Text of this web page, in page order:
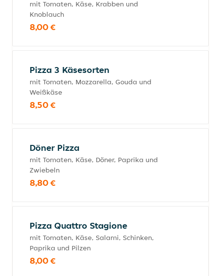
mit Tomaten, Käse, Krabben und
Knoblauch
8,00 €
Pizza 3 Käsesorten
mit Tomaten, Mozzarella, Gouda und
Weißkäse
8,50 €
Döner Pizza
mit Tomaten, Käse, Döner, Paprika und
Zwiebeln
8,80 €
Pizza Quattro Stagione
mit Tomaten, Käse, Salami, Schinken,
Paprika und Pilzen
8,00 €